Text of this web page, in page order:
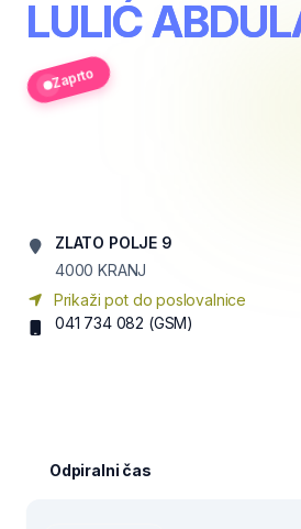
LULIĆ
Zaprto
ZLATO POLJE 9
4000 KRANJ
Prikaži pot do poslovalnice
041 734 082 (GSM)
Odpiralni čas